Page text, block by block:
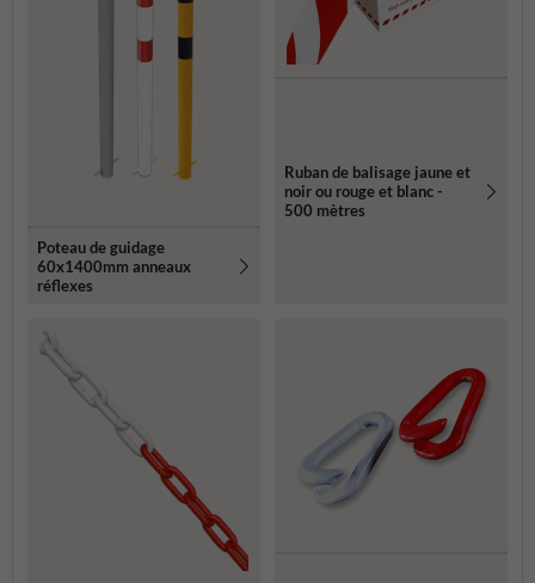
Poteau de guidage
60x1400mm anneaux
réflexes
Ruban de balisage jaune et
noir ou rouge et blanc -
500 mètres